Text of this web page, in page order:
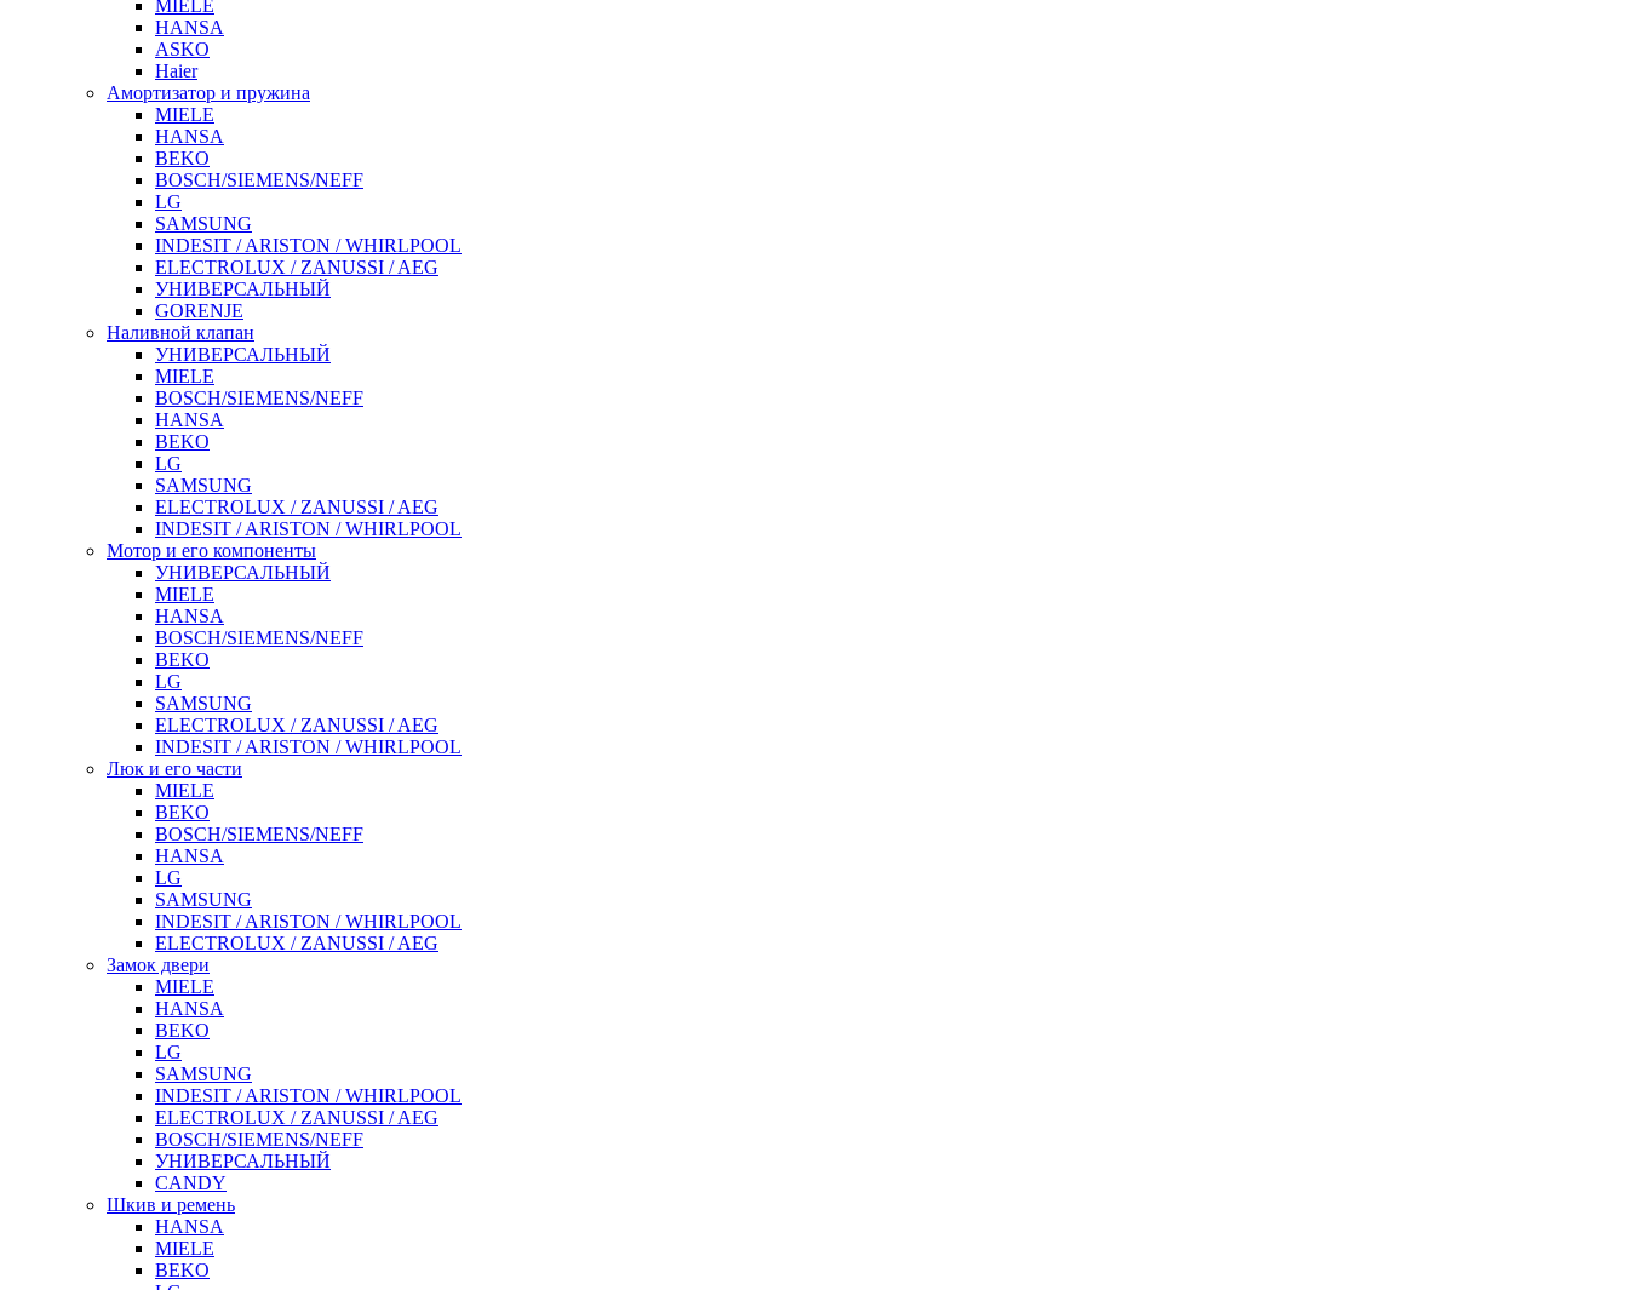
MIELE
HANSA
ASKO
Haier
Амортизатор и пружина
MIELE
HANSA
BEKO
BOSCH/SIEMENS/NEFF
LG
SAMSUNG
INDESIT / ARISTON / WHIRLPOOL
ELECTROLUX / ZANUSSI / AEG
УНИВЕРСАЛЬНЫЙ
GORENJE
Наливной клапан
УНИВЕРСАЛЬНЫЙ
MIELE
BOSCH/SIEMENS/NEFF
HANSA
BEKO
LG
SAMSUNG
ELECTROLUX / ZANUSSI / AEG
INDESIT / ARISTON / WHIRLPOOL
Мотор и его компоненты
УНИВЕРСАЛЬНЫЙ
MIELE
HANSA
BOSCH/SIEMENS/NEFF
BEKO
LG
SAMSUNG
ELECTROLUX / ZANUSSI / AEG
INDESIT / ARISTON / WHIRLPOOL
Люк и его части
MIELE
BEKO
BOSCH/SIEMENS/NEFF
HANSA
LG
SAMSUNG
INDESIT / ARISTON / WHIRLPOOL
ELECTROLUX / ZANUSSI / AEG
Замок двери
MIELE
HANSA
BEKO
LG
SAMSUNG
INDESIT / ARISTON / WHIRLPOOL
ELECTROLUX / ZANUSSI / AEG
BOSCH/SIEMENS/NEFF
УНИВЕРСАЛЬНЫЙ
CANDY
Шкив и ремень
HANSA
MIELE
BEKO